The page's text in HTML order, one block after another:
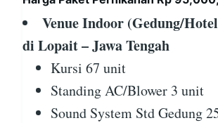
Venue Indoor (Gedung/
di Lopait – Jawa Tengah
Kursi 67 unit
Standing AC/Blower 3 unit
Sound System Std Gedung